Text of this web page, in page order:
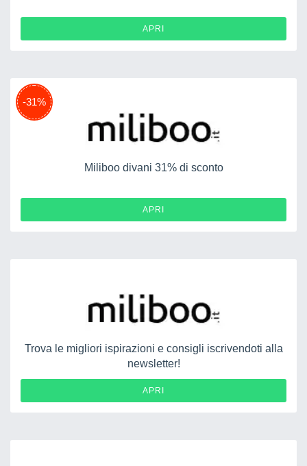
APRI
-31%
Miliboo divani 31% di sconto
APRI
Trova le migliori ispirazioni e consigli iscrivendoti alla
newsletter!
APRI